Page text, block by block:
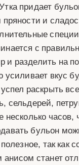
придает
и
с
разделить на
усиливает вкус
раскрыть
сельдерей,
бульон
так как
анисом станет